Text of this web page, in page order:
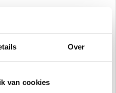
Over
van cookies
en kleuren. Deze kwalitatieve
comfortabele en veilige
kan genieten van uw
zodat u met dit